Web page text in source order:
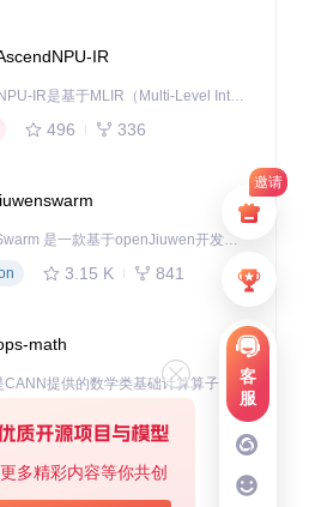
邀请
客
服
多精彩内容等你共创
IR
AscendNPU-IR是基于MLIR（Multi-Level Intermediate Representation）构建的，面向昇腾亲和算子编译时使用的中间表示，提供昇腾完备表达能力，通过编译优化提升昇腾AI处理器计算效率，支持通过生态框架使能昇腾AI处理器与深度调优
496 336
JiuwenSwarm 是一款基于openJiuwen开发的智能AI Agent，它能够将大语言模型的强大能力，通过你日常使用的各类通讯应用，直接延伸至你的指尖。
3.15 K 841
math
deveco-code